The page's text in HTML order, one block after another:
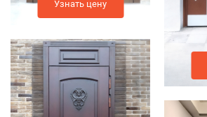
Узнать цену